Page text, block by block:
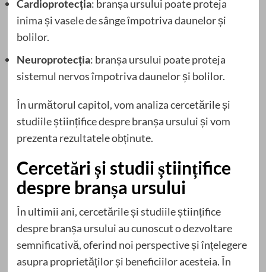
Cardioprotecția: branșa ursului poate proteja
inima și vasele de sânge împotriva daunelor și
bolilor.
Neuroprotecția: branșa ursului poate proteja
sistemul nervos împotriva daunelor și bolilor.
În următorul capitol, vom analiza cercetările și
studiile științifice despre branșa ursului și vom
prezenta rezultatele obținute.
Cercetări și studii științifice
despre branșa ursului
În ultimii ani, cercetările și studiile științifice
despre branșa ursului au cunoscut o dezvoltare
semnificativă, oferind noi perspective și înțelegere
asupra proprietăților și beneficiilor acesteia. În